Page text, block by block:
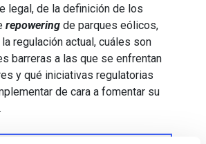
legal, de la definición de los
repowering de parques eólicos,
regulación actual, cuáles son
barreras a las que se enfrentan
y qué iniciativas regulatorias
de cara a fomentar su